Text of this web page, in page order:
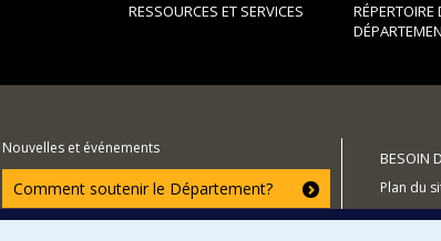
RESSOURCES ET SERVICES
RÉPERTOIRE
Nouvelles et événements
Comment soutenir le Département?
BESOIN
Plan du
Signaler